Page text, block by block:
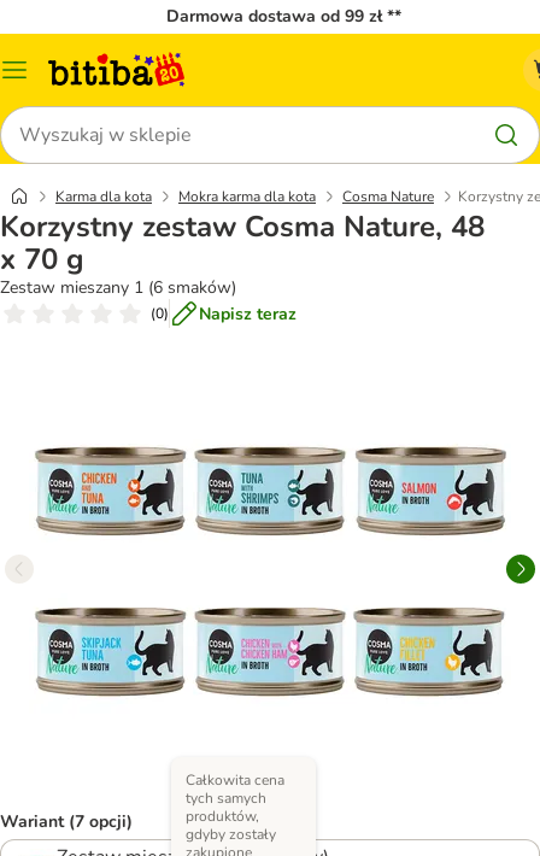
Darmowa dostawa od 99 zł **
Menu
Szukaj
Karma dla kota Mokra karma dla kota Cosma Nature Korzystny
Korzystny zestaw Cosma Nature, 48
x 70 g
Zestaw mieszany 1 (6 smaków)
(0) Napisz teraz
Wariant (7 opcji)
Całkowita cena
tych samych
produktów,
gdyby zostały